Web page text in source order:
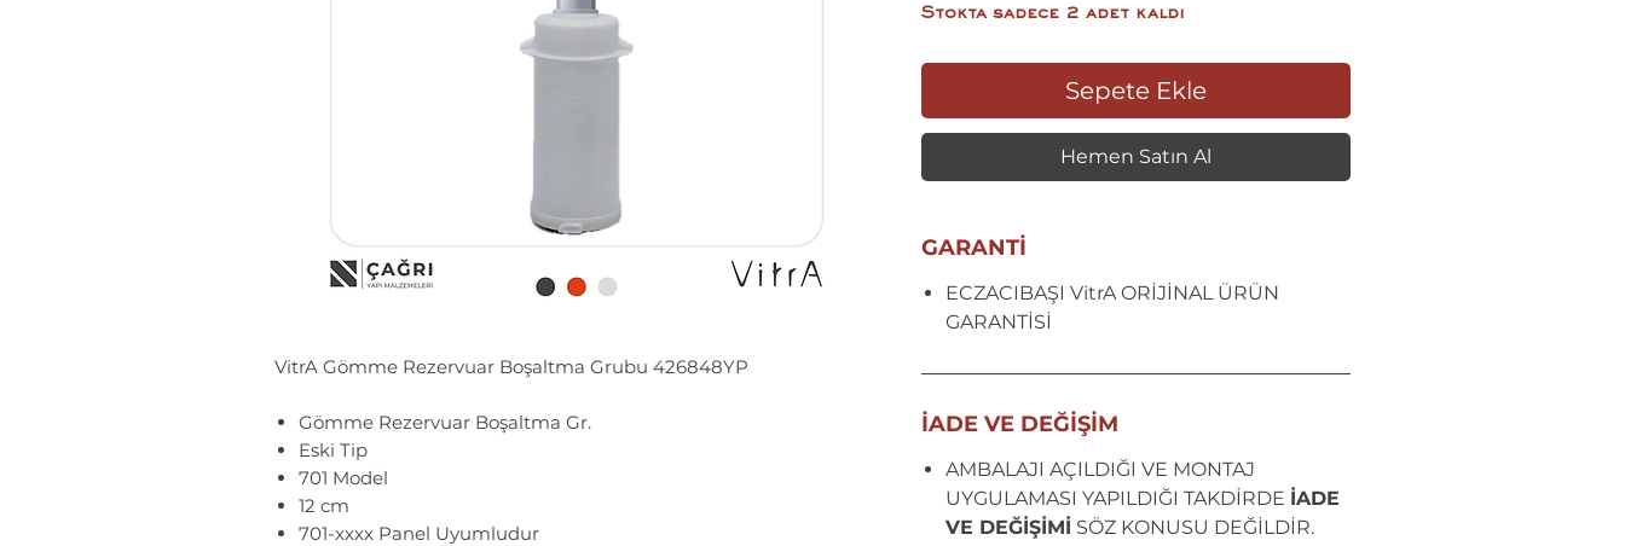
VitrA Gömme Rezervuar Boşaltma Grubu 426848YP
Gömme Rezervuar Boşaltma Gr.
Eski Tip
701 Model
12 cm
701-xxxx Panel Uyumludur
Stokta sadece 2 adet kaldı
Sepete Ekle
Hemen Satın Al
GARANTİ
ECZACIBAŞI VitrA ORİJİNAL ÜRÜN
GARANTİSİ
İADE VE DEĞİŞİM
AMBALAJI AÇILDIĞI VE MONTAJ
UYGULAMASI YAPILDIĞI TAKDİRDE İADE
VE DEĞİŞİMİ SÖZ KONUSU DEĞİLDİR.